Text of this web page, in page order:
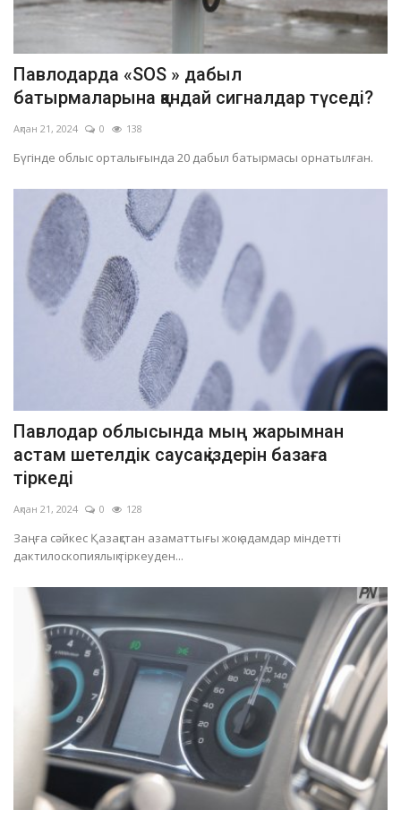
Павлодарда «SOS » дабыл
батырмаларына қандай сигналдар түседі?
Ақпан 21, 2024 0 138
Бүгінде облыс орталығында 20 дабыл батырмасы орнатылған.
Павлодар облысында мың жарымнан
астам шетелдік саусақ іздерін базаға
тіркеді
Ақпан 21, 2024 0 128
Заңға сәйкес Қазақстан азаматтығы жоқ адамдар міндетті
дактилоскопиялық тіркеуден...